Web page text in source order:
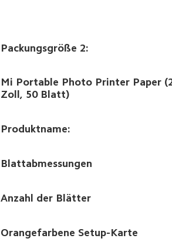
Packungsgröße 2:
Mi Portable Photo Printer Paper
Zoll, 50 Blatt)
Produktname:
Blattabmessungen
Anzahl der Blätter
Orangefarbene Setup-Karte